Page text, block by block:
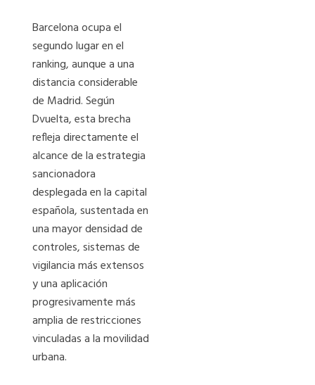
Barcelona ocupa el
segundo lugar en el
ranking, aunque a una
distancia considerable
de Madrid. Según
Dvuelta, esta brecha
refleja directamente el
alcance de la estrategia
sancionadora
desplegada en la capital
española, sustentada en
una mayor densidad de
controles, sistemas de
vigilancia más extensos
y una aplicación
progresivamente más
amplia de restricciones
vinculadas a la movilidad
urbana.